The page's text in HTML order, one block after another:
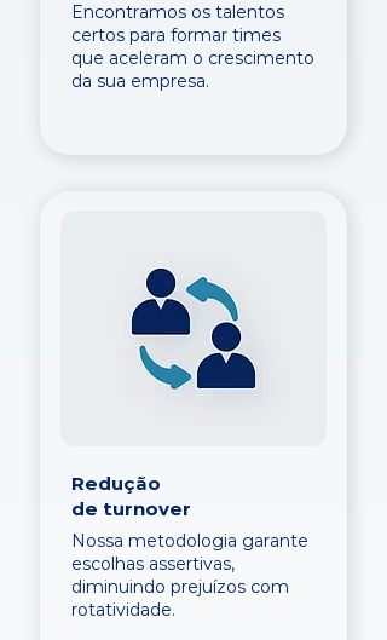
Encontramos os talentos
certos para formar times
que aceleram o crescimento
da sua empresa.
Redução
de turnover
Nossa metodologia garante
escolhas assertivas,
diminuindo prejuízos com
rotatividade.